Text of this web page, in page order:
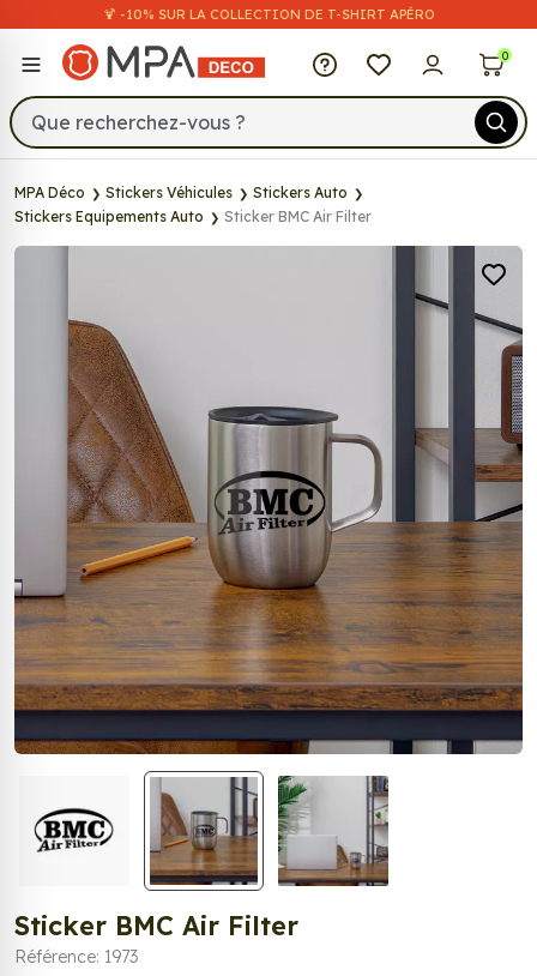
🍹 -10% SUR LA COLLECTION DE T-SHIRT APÉRO
MPA Déco 0
MPA Déco Stickers Véhicules
Stickers Auto
Stickers Equipements Auto
Sticker BMC Air Filter
Sticker BMC Air Filter
Référence: 1973